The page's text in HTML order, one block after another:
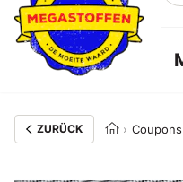
ZURÜCK Coupons